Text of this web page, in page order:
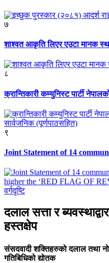
७
शाश्वत आकृति लिएर एउटा मानक
८
क्रान्तिकारी कम्युनिस्ट पार्टी
९
Joint Statement of 14
वर्गदृष्टि
दलाल सत्ता र
हस्तक्षेप
संसदवादी शक्तिहरुको दलाल तथा
गतिबिधिको द्योतक